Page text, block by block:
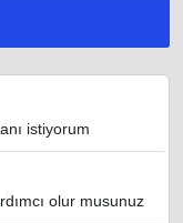
istiyorum
olur musunuz